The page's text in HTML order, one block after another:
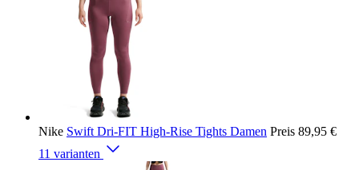
Nike Swift Dri-FIT High-Rise Tights Damen Preis 89,95 €
11 varianten